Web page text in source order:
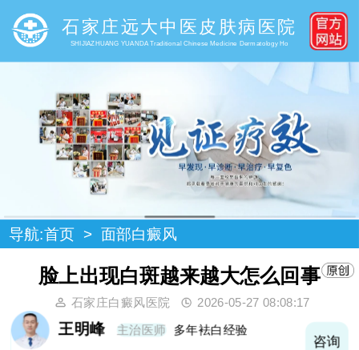
石家庄远大中医皮肤病医院
SHIJIAZHUANG YUANDA Traditional Chinese Medicine Dermatology Ho
导航:首页 > 面部白癜风
脸上出现白斑越来越大怎么回事
石家庄白癜风医院 2026-05-27 08:08:17
王明峰 主治医师 多年袪白经验
咨询